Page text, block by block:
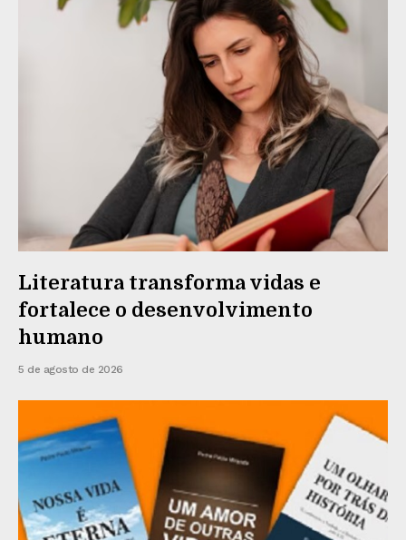
Literatura transforma vidas e
fortalece o desenvolvimento
humano
5 de agosto de 2026